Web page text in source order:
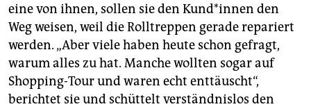
eine von ihnen, sollen sie den Kund*innen den
Weg weisen, weil die Rolltreppen gerade repariert
werden. „Aber viele haben heute schon gefragt,
warum alles zu hat. Manche wollten sogar auf
Shopping-Tour und waren echt enttäuscht“,
berichtet sie und schüttelt verständnislos den